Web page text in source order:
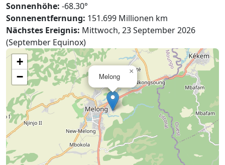
Sonnenhöhe: -68.30°
Sonnenentfernung: 151.699 Millionen km
Nächstes Ereignis: Mittwoch, 23 September 2026
(September Equinox)
Melong
×
+
−